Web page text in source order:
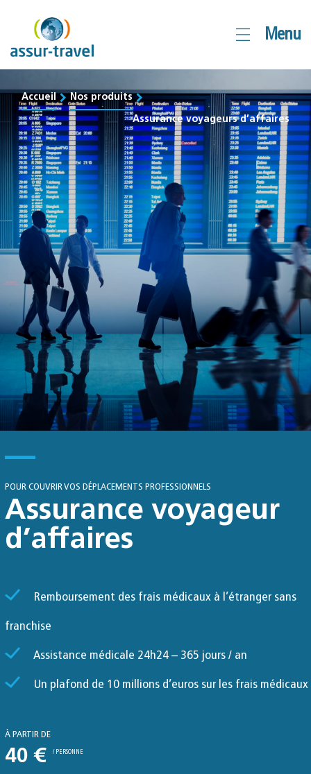
contenu
Menu
Accueil Nos produits
Assurance voyageurs d’affaires
POUR COUVRIR VOS DÉPLACEMENTS PROFESSIONNELS
Assurance voyageur
d’affaires
Remboursement des frais médicaux à l’étranger sans
franchise
Assistance médicale 24h24 – 365 jours / an
Un plafond de 10 millions d’euros sur les frais médicaux
À PARTIR DE
40 € / PERSONNE